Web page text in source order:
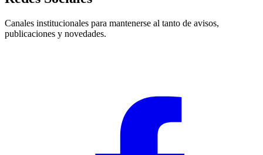
Canales institucionales para mantenerse al tanto de avisos,
publicaciones y novedades.